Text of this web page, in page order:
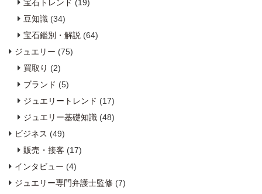
宝石トレンド (19)
豆知識 (34)
宝石鑑別・解説 (64)
ジュエリー (75)
買取り (2)
ブランド (5)
ジュエリートレンド (17)
ジュエリー基礎知識 (48)
ビジネス (49)
販売・接客 (17)
インタビュー (4)
ジュエリー専門弁護士監修 (7)